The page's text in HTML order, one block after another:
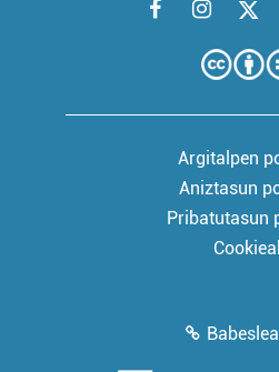
Argitalpen
Aniztasun
Pribatutasun